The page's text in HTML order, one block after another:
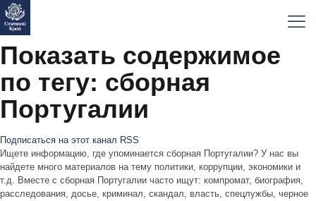
Показать содержимое
по тегу: сборная
Португалии
Подписаться на этот канал RSS
Ищете информацию, где упоминается сборная Португалии? У нас вы
найдете много материалов на тему политики, коррупции, экономики и
т.д. Вместе с сборная Португалии часто ищут: компромат, биография,
расследования, досье, криминал, скандал, власть, спецлужбы, черное